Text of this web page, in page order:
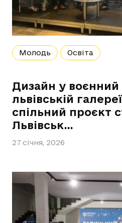
Молодь Освіта
Дизайн у воєнний
львівській
спільний проєкт
Львівськ…
27 січня, 2026